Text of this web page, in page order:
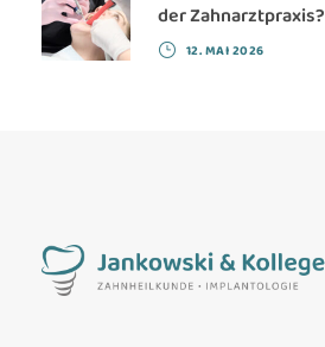
der Zahnarztpraxis?
12. MAI 2026